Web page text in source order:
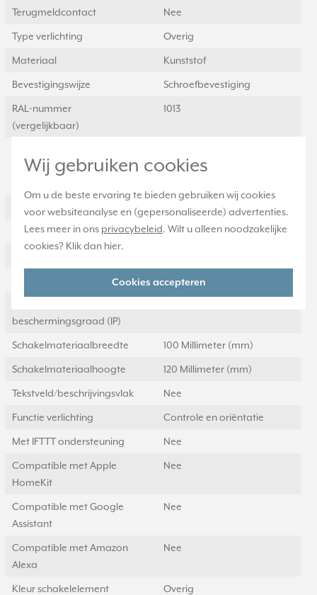
Wij gebruiken cookies
Om u de beste ervaring te bieden gebruiken wij cookies
voor websiteanalyse en (gepersonaliseerde) advertenties.
Lees meer in ons privacybeleid. Wilt u alleen noodzakelijke
cookies? Klik dan hier.
Cookies accepteren
Terugmeldcontact Nee
Type verlichting Overig
Materiaal Kunststof
Bevestigingswijze Schroefbevestiging
RAL-nummer
(vergelijkbaar)
1013
fluorescentielampen
fluorescentielampen
Drukvlakschakelaar
Slagvastheid IK00
Uitvoering oppervlakte Glanzend
beschermingsgraad (IP)
Schakelmateriaalbreedte 100 Millimeter (mm)
Schakelmateriaalhoogte 120 Millimeter (mm)
Tekstveld/beschrijvingsvlak Nee
Functie verlichting Controle en oriëntatie
Met IFTTT ondersteuning Nee
Compatible met Apple
HomeKit
Nee
Compatible met Google
Assistant
Nee
Compatible met Amazon
Alexa
Nee
Kleur schakelelement Overig